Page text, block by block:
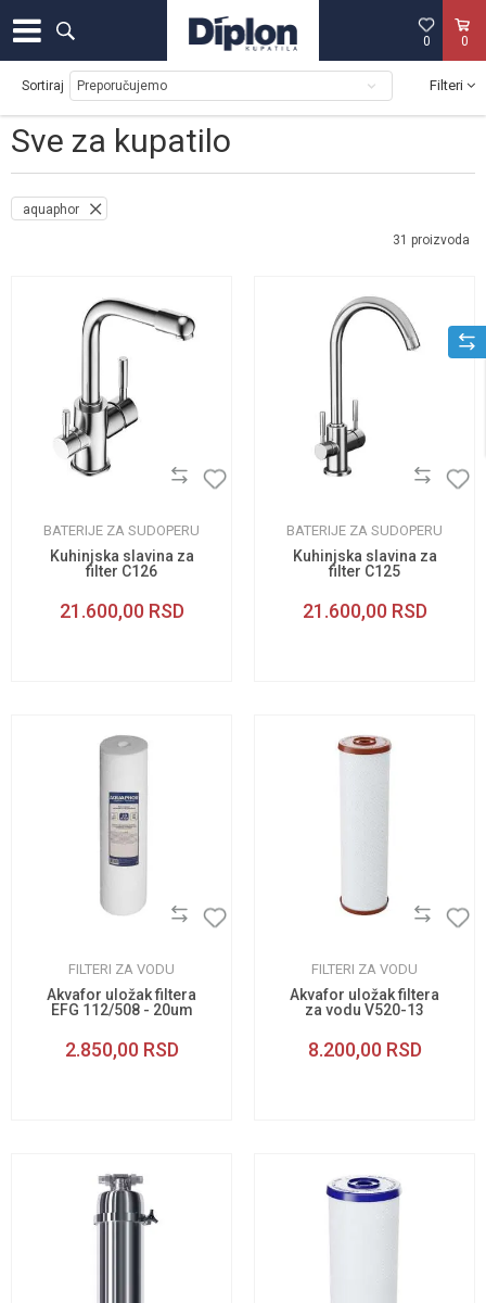
0
0
Sve za kupatilo
Sortiraj Filteri
aquaphor
31 proizvoda
BATERIJE ZA SUDOPERU
Kuhinjska slavina za
filter C126
21.600,00 RSD
BATERIJE ZA SUDOPERU
Kuhinjska slavina za
filter C125
21.600,00 RSD
FILTERI ZA VODU
Akvafor uložak filtera
EFG 112/508 - 20um
2.850,00 RSD
FILTERI ZA VODU
Akvafor uložak filtera
za vodu V520-13
8.200,00 RSD